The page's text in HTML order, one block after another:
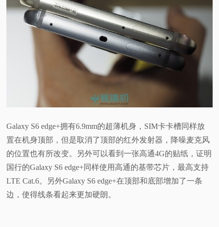
Galaxy S6 edge+拥有6.9mm的超薄机身，SIM卡卡槽同样放
置在机身顶部，但是取消了顶部的红外发射器，降噪麦克风
的位置也有所改变。另外可以看到一张高通4G的贴纸，证明
国行的Galaxy S6 edge+同样使用高通的基带芯片，最高支持
LTE Cat.6。另外Galaxy S6 edge+在顶部和底部增加了一条
边，使得线条看起来更加硬朗。